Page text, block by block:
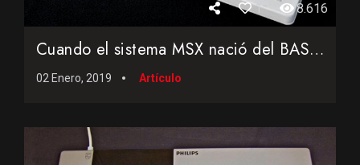
1 8.616
Cuando el sistema MSX nació del BASIC de Microsoft y del Sp...
02 Enero, 2019 Artículo